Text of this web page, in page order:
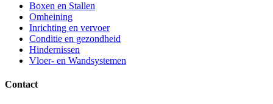
Boxen en Stallen
Omheining
Inrichting en vervoer
Conditie en gezondheid
Hindernissen
Vloer- en Wandsystemen
Contact